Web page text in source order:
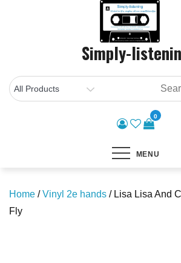
Simply-
0
MENU
Home /Vinyl 2e hands / Lisa Lisa And
Fly